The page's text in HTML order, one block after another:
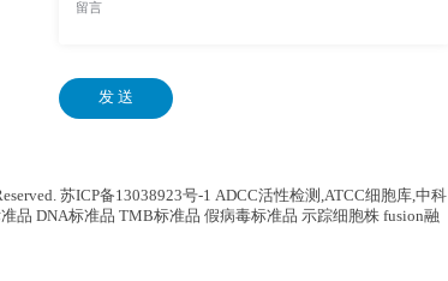
发 送
苏ICP备13038923号-1 ADCC活性检测,ATCC细胞库,中科
品 DNA标准品 TMB标准品 假病毒标准品 示踪细胞株 fusion融